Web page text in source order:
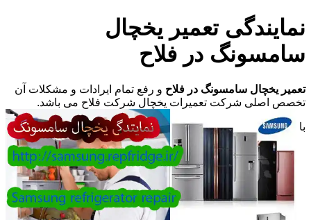
نمایندگی تعمیر یخچال
سامسونگ در فلاح
تعمیر یخچال سامسونگ در فلاح و رفع تمام ایرادات و مشکلات آن
تخصص اصلی شرکت تعمیرات یخچال شرکت فلاح می باشد.
با